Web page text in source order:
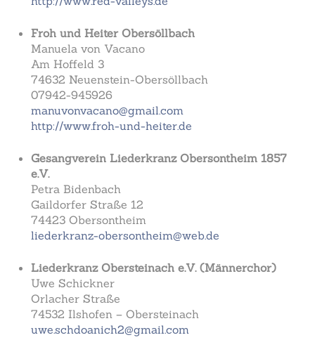
Froh und Heiter Obersöllbach
Manuela von Vacano
Am Hoffeld 3
74632 Neuenstein-Obersöllbach
07942-945926
manuvonvacano@gmail.com
http://www.froh-und-heiter.de
Gesangverein Liederkranz Obersontheim 1857
e.V.
Petra Bidenbach
Gaildorfer Straße 12
74423 Obersontheim
liederkranz-obersontheim@web.de
Liederkranz Obersteinach e.V. (Männerchor)
Uwe Schickner
Orlacher Straße
74532 Ilshofen – Obersteinach
uwe.schdoanich2@gmail.com